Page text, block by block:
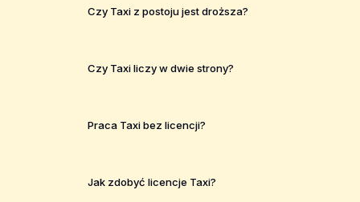
Czy Taxi z postoju jest droższa?
Czy Taxi liczy w dwie strony?
Praca Taxi bez licencji?
Jak zdobyć licencje Taxi?